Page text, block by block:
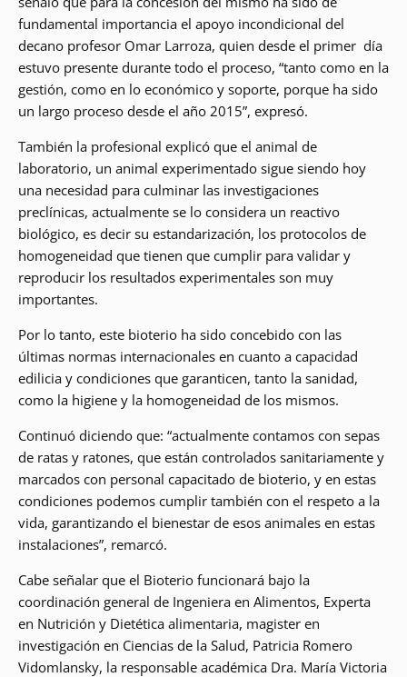
fundamental importancia el apoyo incondicional del
decano profesor Omar Larroza, quien desde el primer día
estuvo presente durante todo el proceso, “tanto como en la
gestión, como en lo económico y soporte, porque ha sido
un largo proceso desde el año 2015”, expresó.
También la profesional explicó que el animal de
laboratorio, un animal experimentado sigue siendo hoy
una necesidad para culminar las investigaciones
preclínicas, actualmente se lo considera un reactivo
biológico, es decir su estandarización, los protocolos de
homogeneidad que tienen que cumplir para validar y
reproducir los resultados experimentales son muy
importantes.
Por lo tanto, este bioterio ha sido concebido con las
últimas normas internacionales en cuanto a capacidad
edilicia y condiciones que garanticen, tanto la sanidad,
como la higiene y la homogeneidad de los mismos.
Continuó diciendo que: “actualmente contamos con sepas
de ratas y ratones, que están controlados sanitariamente y
marcados con personal capacitado de bioterio, y en estas
condiciones podemos cumplir también con el respeto a la
vida, garantizando el bienestar de esos animales en estas
instalaciones”, remarcó.
Cabe señalar que el Bioterio funcionará bajo la
coordinación general de Ingeniera en Alimentos, Experta
en Nutrición y Dietética alimentaria, magister en
investigación en Ciencias de la Salud, Patricia Romero
Vidomlansky, la responsable académica Dra. María Victoria